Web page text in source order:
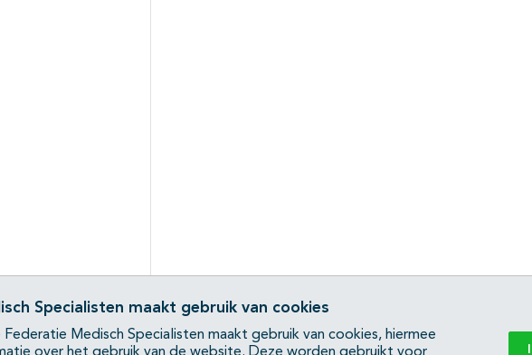
Specialisten maakt gebruik van cookies
Medisch Specialisten maakt gebruik van cookies, hiermee